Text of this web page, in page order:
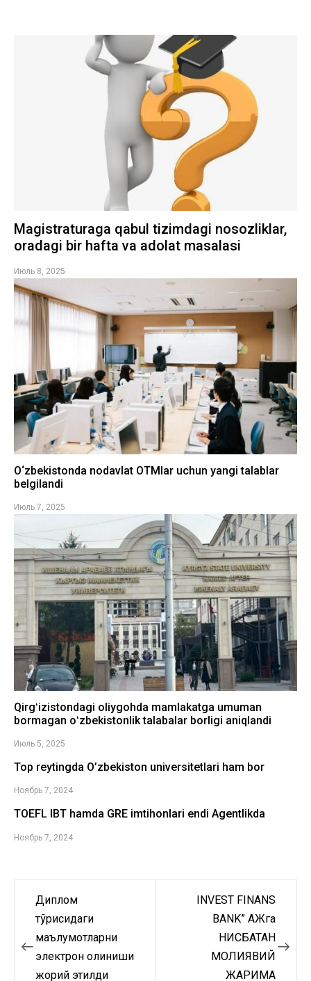
Magistraturaga qabul tizimdagi nosozliklar,
oradagi bir hafta va adolat masalasi
Июль 8, 2025
O‘zbekistonda nodavlat OTMlar uchun yangi talablar
belgilandi
Июль 7, 2025
Qirgʻizistondagi oliygohda mamlakatga umuman
bormagan oʻzbekistonlik talabalar borligi aniqlandi
Июль 5, 2025
Top reytingda O’zbekiston universitetlari ham bor
Ноябрь 7, 2024
TOEFL IBT hamda GRE imtihonlari endi Agentlikda
Ноябрь 7, 2024
Навигация
записям
Диплом
тўғрисидаги
маълумотларни
электрон олиниши
жорий этилди
INVEST FINANS
BANK” АЖга
НИСБАТАН
МОЛИЯВИЙ
ЖАРИМА